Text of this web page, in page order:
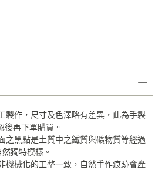
製作，尺寸及色澤略有差異，此為手製
後再下單購買。
之黑點是土質中之鐵質與礦物質等經過
獨特模樣。
機械化的工整一致，自然手作痕跡會產